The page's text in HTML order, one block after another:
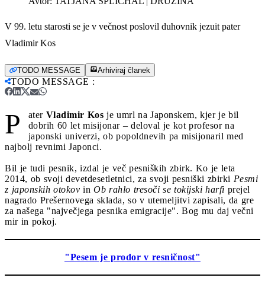
V 99. letu starosti se je v večnost poslovil duhovnik jezuit pater
Vladimir Kos
TODO MESSAGE Arhiviraj članek
TODO MESSAGE :
P ater Vladimir Kos je umrl na Japonskem, kjer je bil
dobrih 60 let misijonar – deloval je kot profesor na
japonski univerzi, ob popoldnevih pa misijonaril med
najbolj revnimi Japonci.
Bil je tudi pesnik, izdal je več pesniških zbirk. Ko je leta
2014, ob svoji devetdesetletnici, za svoji pesniški zbirki Pesmi
z japonskih otokov in Ob rahlo tresoči se tokijski harfi prejel
nagrado Prešernovega sklada, so v utemeljitvi zapisali, da gre
za našega "največjega pesnika emigracije". Bog mu daj večni
mir in pokoj.
"Pesem je prodor v resničnost"